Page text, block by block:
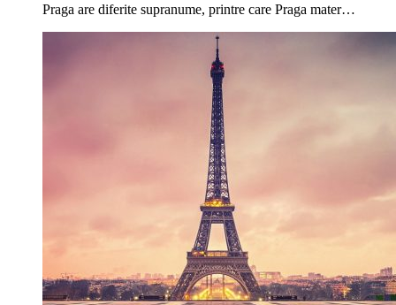
Praga are diferite supranume, printre care Praga mater…